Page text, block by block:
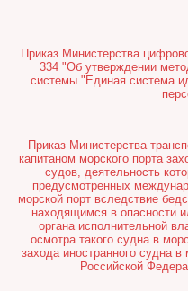
Приказ Министерства
334 "Об утверждении
системы "Единая система
Приказ Министерства
капитаном морского порта
судов, деятельность
предусмотренных
морской порт вследствие
находящимся в опасности
органа исполнительной
осмотра такого судна в
захода иностранного судна
Российской